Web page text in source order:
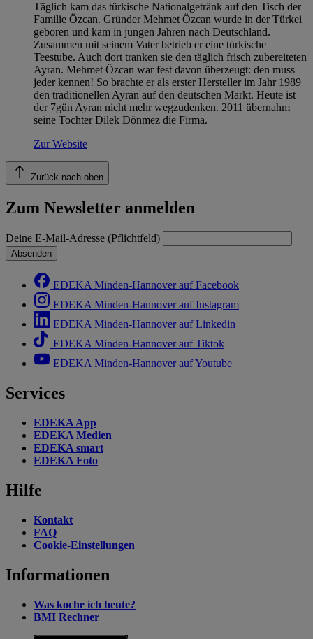
Täglich kam das türkische Nationalgetränk auf den Tisch der
Familie Özcan. Gründer Mehmet Özcan wurde in der Türkei
geboren und kam in jungen Jahren nach Deutschland.
Zusammen mit seinem Vater betrieb er eine türkische
Teestube. Auch dort tranken sie den täglich frisch zubereiteten
Ayran. Mehmet Özcan war fest davon überzeugt: den muss
jeder kennen! So brachte er als erster Hersteller im Jahr 1989
den traditionellen Ayran auf den deutschen Markt. Heute ist
der 7gün Ayran nicht mehr wegzudenken. 2011 übernahm
seine Tochter Dilek Dönmez die Firma.
Zur Website
Zurück nach oben
Zum Newsletter anmelden
Deine E-Mail-Adresse (Pflichtfeld)
Absenden
EDEKA Minden-Hannover auf Facebook
EDEKA Minden-Hannover auf Instagram
EDEKA Minden-Hannover auf Linkedin
EDEKA Minden-Hannover auf Tiktok
EDEKA Minden-Hannover auf Youtube
Services
EDEKA App
EDEKA Medien
EDEKA smart
EDEKA Foto
Hilfe
Kontakt
FAQ
Cookie-Einstellungen
Informationen
Was koche ich heute?
BMI Rechner